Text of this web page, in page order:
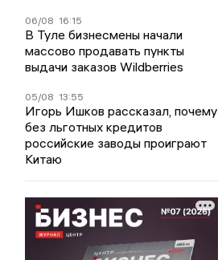
06/08 16:15
В Туле бизнесмены начали
массово продавать пункты
выдачи заказов Wildberries
05/08 13:55
Игорь Ишков рассказал, почему
без льготных кредитов
российские заводы проиграют
Китаю